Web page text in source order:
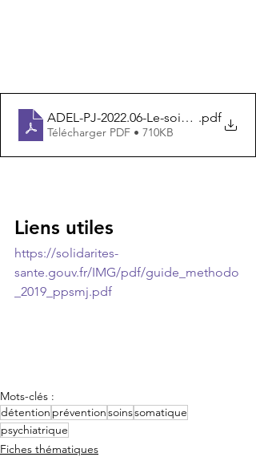
ADEL-PJ-2022.06-Le-soin-en-milieu-
.pdf
Télécharger PDF • 710KB
Liens utiles
https://solidarites-
sante.gouv.fr/IMG/pdf/guide_methodo
_2019_ppsmj.pdf
Mots-clés :
détention préventionsoinssomatique
psychiatrique
Fiches thématiques